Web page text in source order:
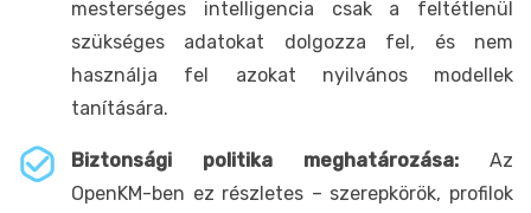
mesterséges intelligencia csak a feltétlenül
szükséges adatokat dolgozza fel, és nem
használja fel azokat nyilvános modellek
tanítására.
Biztonsági politika meghatározása: Az
OpenKM-ben ez részletes – szerepkörök, profilok